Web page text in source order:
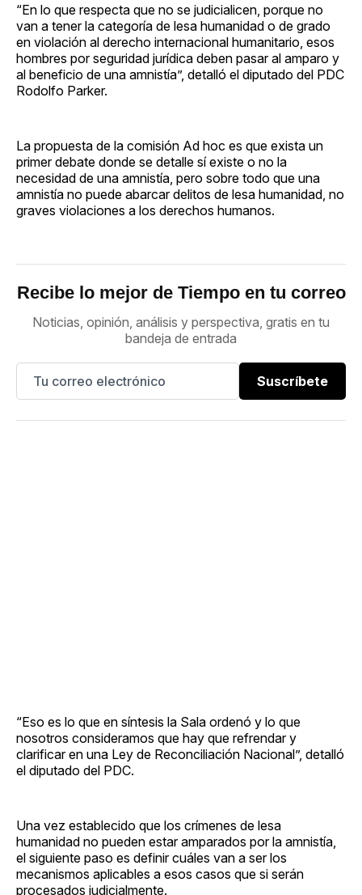
“En lo que respecta que no se judicialicen, porque no
van a tener la categoría de lesa humanidad o de grado
en violación al derecho internacional humanitario, esos
hombres por seguridad jurídica deben pasar al amparo y
al beneficio de una amnistía”, detalló el diputado del PDC
Rodolfo Parker.
La propuesta de la comisión Ad hoc es que exista un
primer debate donde se detalle sí existe o no la
necesidad de una amnistía, pero sobre todo que una
amnistía no puede abarcar delitos de lesa humanidad, no
graves violaciones a los derechos humanos.
Recibe lo mejor de Tiempo en tu correo
Noticias, opinión, análisis y perspectiva, gratis en tu
bandeja de entrada
Suscríbete
“Eso es lo que en síntesis la Sala ordenó y lo que
nosotros consideramos que hay que refrendar y
clarificar en una Ley de Reconciliación Nacional”, detalló
el diputado del PDC.
Una vez establecido que los crímenes de lesa
humanidad no pueden estar amparados por la amnistía,
el siguiente paso es definir cuáles van a ser los
mecanismos aplicables a esos casos que si serán
procesados judicialmente.